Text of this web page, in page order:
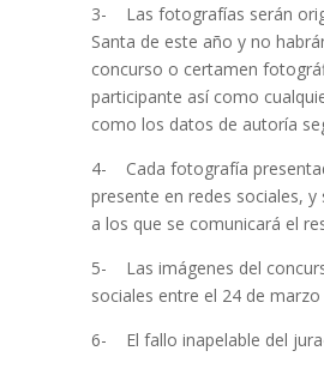
3- Las fotografías serán
Santa de este año y no
concurso o certamen
participante así como
como los datos de autoría
4- Cada fotografía
presente en redes sociales,
a los que se comunicará el
5- Las imágenes del
sociales entre el 24 de
6- El fallo inapelable del